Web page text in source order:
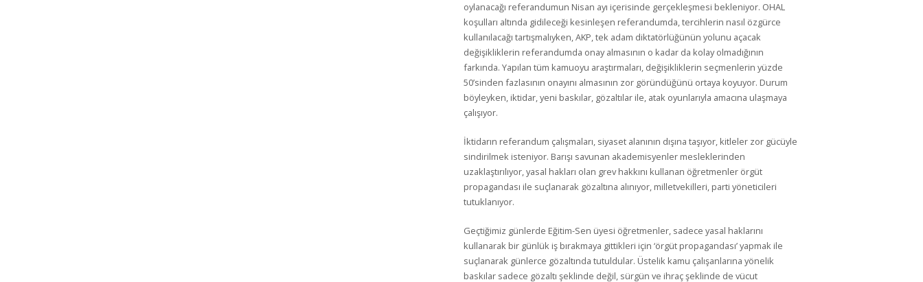
oylanacağı referandumun Nisan ayı içerisinde gerçekleşmesi bekleniyor. OHAL
koşulları altında gidileceği kesinleşen referandumda, tercihlerin nasıl özgürce
kullanılacağı tartışmalıyken, AKP, tek adam diktatörlüğünün yolunu açacak
değişikliklerin referandumda onay almasının o kadar da kolay olmadığının
farkında. Yapılan tüm kamuoyu araştırmaları, değişikliklerin seçmenlerin yüzde
50’sinden fazlasının onayını almasının zor göründüğünü ortaya koyuyor. Durum
böyleyken, iktidar, yeni baskılar, gözaltılar ile, atak oyunlarıyla amacına ulaşmaya
çalışıyor.
İktidarın referandum çalışmaları, siyaset alanının dışına taşıyor, kitleler zor gücüyle
sindirilmek isteniyor. Barışı savunan akademisyenler mesleklerinden
uzaklaştırılıyor, yasal hakları olan grev hakkını kullanan öğretmenler örgüt
propagandası ile suçlanarak gözaltına alınıyor, milletvekilleri, parti yöneticileri
tutuklanıyor.
Geçtiğimiz günlerde Eğitim-Sen üyesi öğretmenler, sadece yasal haklarını
kullanarak bir günlük iş bırakmaya gittikleri için ‘örgüt propagandası’ yapmak ile
suçlanarak günlerce gözaltında tutuldular. Üstelik kamu çalışanlarına yönelik
baskılar sadece gözaltı şeklinde değil, sürgün ve ihraç şeklinde de vücut